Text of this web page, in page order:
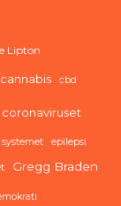
Lipton
cannabis cbd
coronaviruset
epilepsi
Gregg Braden